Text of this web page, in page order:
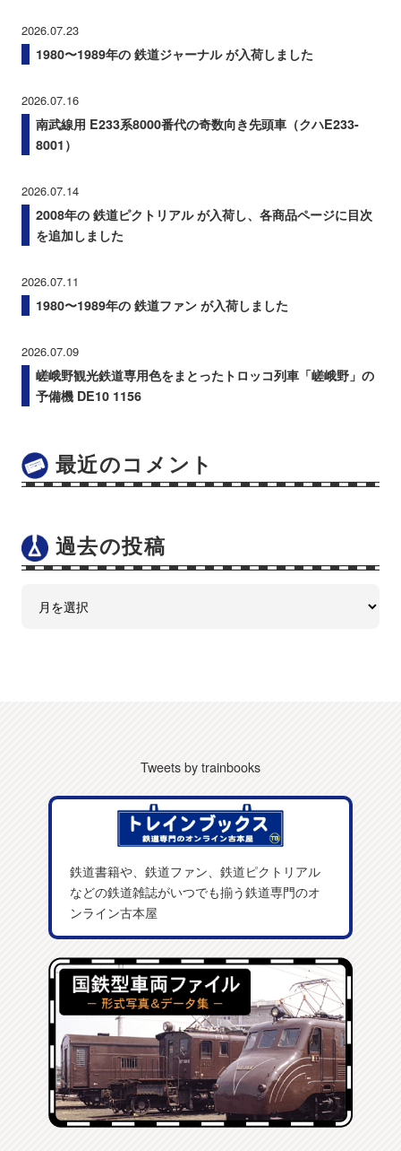
2026.07.23
1980〜1989年の 鉄道ジャーナル が入荷しました
2026.07.16
南武線用 E233系8000番代の奇数向き先頭車（クハE233-
8001）
2026.07.14
2008年の 鉄道ピクトリアル が入荷し、各商品ページに目次
を追加しました
2026.07.11
1980〜1989年の 鉄道ファン が入荷しました
2026.07.09
嵯峨野観光鉄道専用色をまとったトロッコ列車「嵯峨野」の
予備機 DE10 1156
最近のコメント
過去の投稿
Tweets by trainbooks
鉄道書籍や、鉄道ファン、鉄道ピクトリアル
などの鉄道雑誌がいつでも揃う鉄道専門のオ
ンライン古本屋